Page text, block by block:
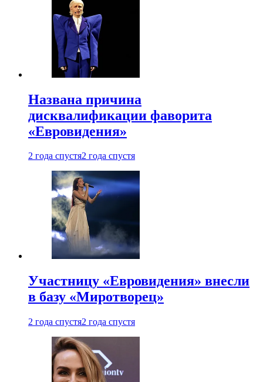
Названа причина
дисквалификации фаворита
«Евровидения»
2 года спустя2 года спустя
Участницу «Евровидения» внесли
в базу «Миротворец»
2 года спустя2 года спустя